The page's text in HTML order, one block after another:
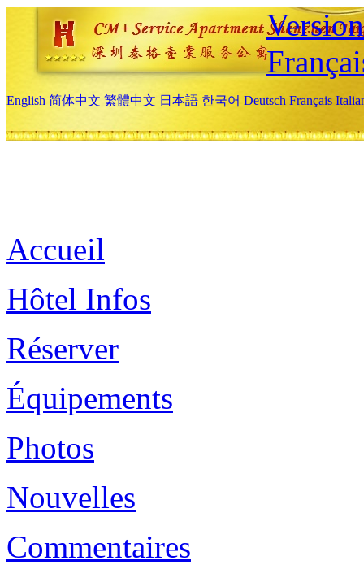
English 简体中文 繁體中文 日本語 한국어 Deutsch Français
Accueil
Hôtel Infos
Réserver
Équipements
Photos
Nouvelles
Commentaires